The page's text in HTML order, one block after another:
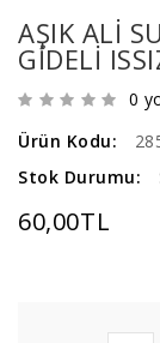
AŞIK ALİ
GIDELI
0
Ürün Kodu:
Stok Durumu:
60,00TL